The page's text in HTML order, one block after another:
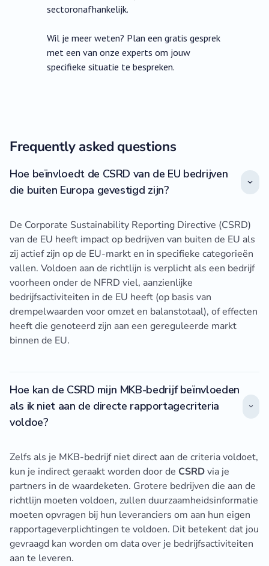
sectoronafhankelijk.
Wil je meer weten? Plan een gratis gesprek
met een van onze experts om jouw
specifieke situatie te bespreken.
Frequently asked questions
Hoe beïnvloedt de CSRD van de EU bedrijven
die buiten Europa gevestigd zijn?
De Corporate Sustainability Reporting Directive (CSRD)
van de EU heeft impact op bedrijven van buiten de EU als
zij actief zijn op de EU-markt en in specifieke categorieën
vallen. Voldoen aan de richtlijn is verplicht als een bedrijf
voorheen onder de NFRD viel, aanzienlijke
bedrijfsactiviteiten in de EU heeft (op basis van
drempelwaarden voor omzet en balanstotaal), of effecten
heeft die genoteerd zijn aan een gereguleerde markt
binnen de EU.
Hoe kan de CSRD mijn MKB-bedrijf beïnvloeden
als ik niet aan de directe rapportagecriteria
voldoe?
Zelfs als je MKB-bedrijf niet direct aan de criteria voldoet,
kun je indirect geraakt worden door de CSRDvia je
partners in de waardeketen. Grotere bedrijven die aan de
richtlijn moeten voldoen, zullen duurzaamheidsinformatie
moeten opvragen bij hun leveranciers om aan hun eigen
rapportageverplichtingen te voldoen. Dit betekent dat jou
gevraagd kan worden om data over je bedrijfsactiviteiten
aan te leveren.